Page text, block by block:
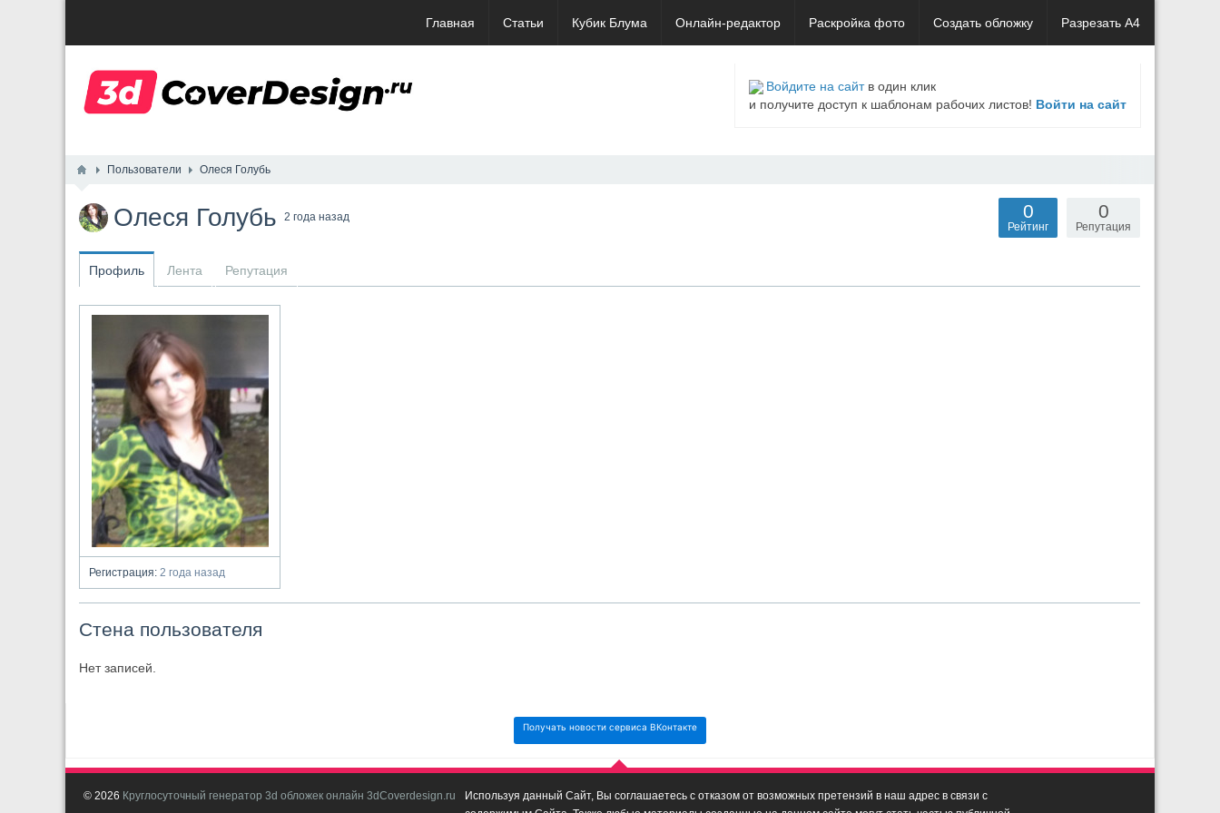
Главная Статьи Кубик Блума Онлайн-редактор Раскройка фото Создать обложку Разрезать А4
Войдите на сайтв один клик
и получите доступ к шаблонам рабочих листов! Войти на сайт
Пользователи Олеся Голубь
Олеся Голубь 2 года назад 0
Репутация
0
Рейтинг
Профиль Лента Репутация
Регистрация: 2 года назад
Стена пользователя
Нет записей.
Получать новости сервиса ВКонтакте
© 2026 Круглосуточный генератор 3d обложек онлайн 3dCoverdesign.ru
Используя данный Сайт, Вы соглашаетесь с отказом от возможных претензий в наш адрес в связи с